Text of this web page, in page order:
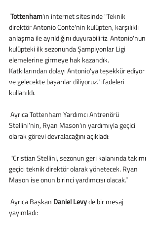
Tottenham'ın internet sitesinde "Teknik
direktör Antonio Conte'nin kulüpten, karşılıklı
anlaşma ile ayrıldığını duyurabiliriz. Antonio'nun
kulüpteki ilk sezonunda Şampiyonlar Ligi
elemelerine girmeye hak kazandık.
Katkılarından dolayı Antonio'ya teşekkür ediyor
ve gelecekte başarılar diliyoruz." ifadeleri
kullanıldı.
Stellini’nin, Ryan Mason'ın yardımıyla geçici
olarak görevi devralacağını açıkladı:
geçici teknik direktör olarak yönetecek. Ryan
Mason ise onun birinci yardımcısı olacak.”
Ayrıca Başkan Daniel Levy de bir mesaj
yayımladı: